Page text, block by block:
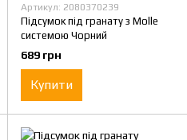
Артикул: 2080370239
Підсумок під гранату з Molle
системою Чорний
689 грн
Купити